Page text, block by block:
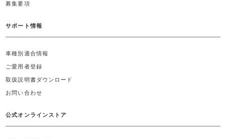
募集要項
サポート情報
車種別適合情報
ご愛用者登録
取扱説明書ダウンロード
お問い合わせ
公式オンラインストア